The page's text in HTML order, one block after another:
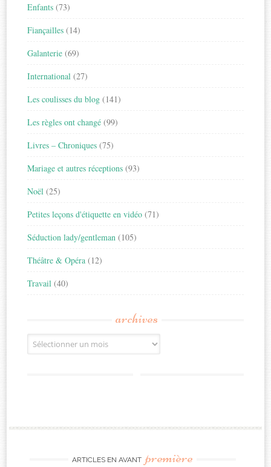
Enfants (73)
Fiançailles (14)
Galanterie (69)
International (27)
Les coulisses du blog (141)
Les règles ont changé (99)
Livres – Chroniques (75)
Mariage et autres réceptions (93)
Noël (25)
Petites leçons d'étiquette en vidéo (71)
Séduction lady/gentleman (105)
Théâtre & Opéra (12)
Travail (40)
archives
Archives
ARTICLES EN AVANT première